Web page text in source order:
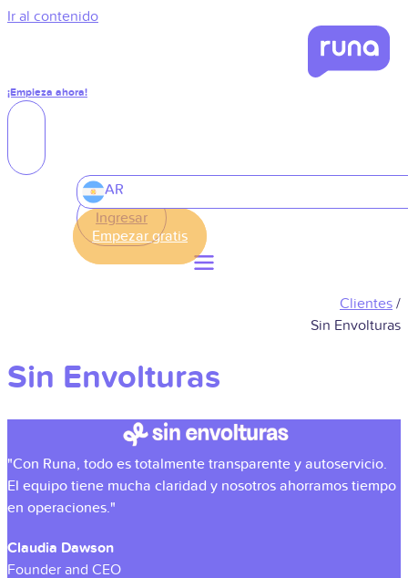
Ir al contenido
¡Empieza ahora!
Ingresar
Clientes /
Sin Envolturas
Sin Envolturas
"Con Runa, todo es totalmente transparente y autoservicio.
El equipo tiene mucha claridad y nosotros ahorramos tiempo
en operaciones."
Claudia Dawson
Founder and CEO